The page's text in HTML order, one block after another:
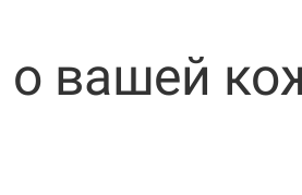
о вашей